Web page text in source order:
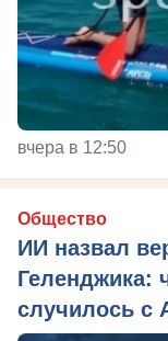
вчера в 12:50
Общество
ИИ назвал
Геленджика:
случилось с